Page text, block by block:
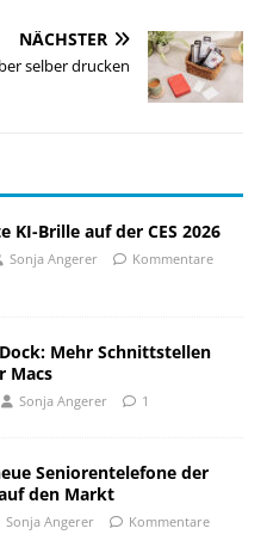
NÄCHSTER
selber drucken
KI-Brille auf der CES 2026
Sonja Angerer
Kommentare
Mehr Schnittstellen
Macs
Sonja Angerer 1
Seniorentelefone der
auf den Markt
Sonja Angerer
Kommentare